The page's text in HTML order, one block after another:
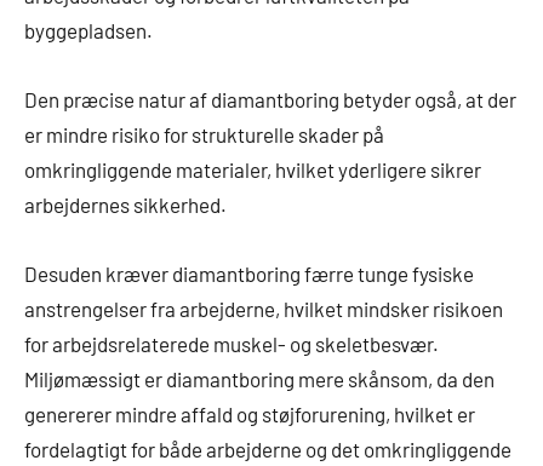
byggepladsen.
Den præcise natur af diamantboring betyder også, at der
er mindre risiko for strukturelle skader på
omkringliggende materialer, hvilket yderligere sikrer
arbejdernes sikkerhed.
Desuden kræver diamantboring færre tunge fysiske
anstrengelser fra arbejderne, hvilket mindsker risikoen
for arbejdsrelaterede muskel- og skeletbesvær.
Miljømæssigt er diamantboring mere skånsom, da den
genererer mindre affald og støjforurening, hvilket er
fordelagtigt for både arbejderne og det omkringliggende